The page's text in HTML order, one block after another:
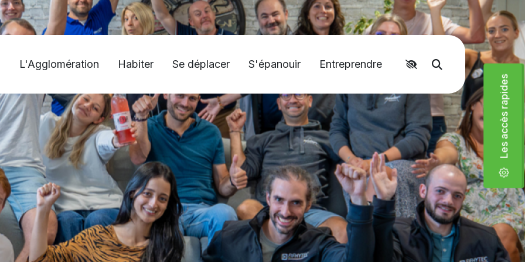
Moteur de
L'Agglomération Habiter Se déplacer S'épanouir Entreprendre
Les accès rapides
Accéder aux liens rapides